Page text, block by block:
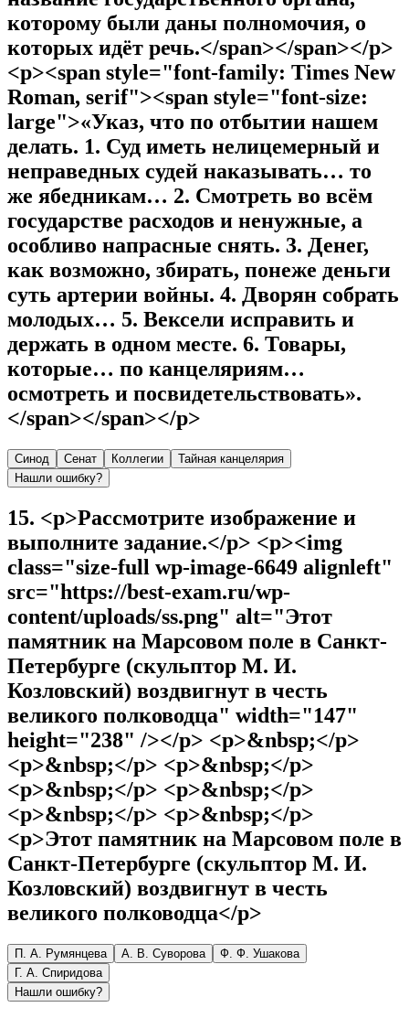
которому были даны полномочия, о
которых идёт речь.</span></span></p>
<p><span style="font-family: Times New
Roman, serif"><span style="font-size:
large">«Указ, что по отбытии нашем
делать. 1. Суд иметь нелицемерный и
неправедных судей наказывать… то
же ябедникам… 2. Смотреть во всём
государстве расходов и ненужные, а
особливо напрасные снять. 3. Денег,
как возможно, збирать, понеже деньги
суть артерии войны. 4. Дворян собрать
молодых… 5. Вексели исправить и
держать в одном месте. 6. Товары,
которые… по канцеляриям…
осмотреть и посвидетельствовать».
</span></span></p>
Синод Сенат Коллегии
Тайная канцелярия
Нашли ошибку?
15. <p>Рассмотрите изображение и
выполните задание.</p> <p><img
class="size-full wp-image-6649 alignleft"
src="https://best-exam.ru/wp-
content/uploads/ss.png" alt="Этот
памятник на Марсовом поле в Санкт-
Петербурге (скульптор М. И.
Козловский) воздвигнут в честь
великого полководца" width="147"
height="238" /></p> <p>&nbsp;</p>
<p>&nbsp;</p> <p>&nbsp;</p>
<p>&nbsp;</p> <p>&nbsp;</p>
<p>&nbsp;</p> <p>&nbsp;</p>
<p>Этот памятник на Марсовом поле в
Санкт-Петербурге (скульптор М. И.
Козловский) воздвигнут в честь
великого полководца</p>
П. А. Румянцева А. В. Суворова
Ф. Ф. Ушакова
Г. А. Спиридова
Нашли ошибку?